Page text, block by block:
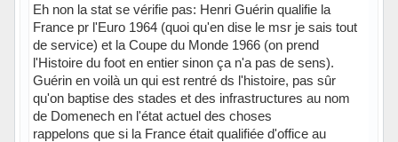
Eh non la stat se vérifie pas: Henri Guérin qualifie la
France pr l'Euro 1964 (quoi qu'en dise le msr je sais tout
de service) et la Coupe du Monde 1966 (on prend
l'Histoire du foot en entier sinon ça n'a pas de sens).
Guérin en voilà un qui est rentré ds l'histoire, pas sûr
qu'on baptise des stades et des infrastructures au nom
de Domenech en l'état actuel des choses
rappelons que si la France était qualifiée d'office au